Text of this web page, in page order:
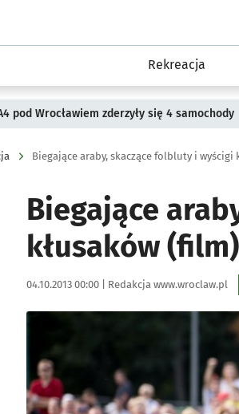
Rekreacja
pod Wrocławiem zderzyły się 4 samochody
Biegające araby, skaczące folbluty i wyścigi
Biegające
kłusaków (film)
Data publikacji:
04.10.2013 00:00 | Autor:
Redakcja www.wroclaw.pl